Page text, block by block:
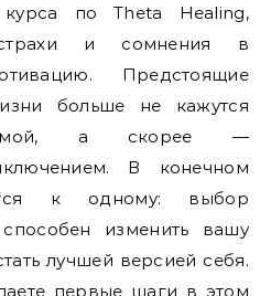
по Theta Healing,
и сомнения в
Предстоящие
больше не кажутся
а скорее —
В конечном
к одному: выбор
изменить вашу
лучшей версией себя.
первые шаги в этом